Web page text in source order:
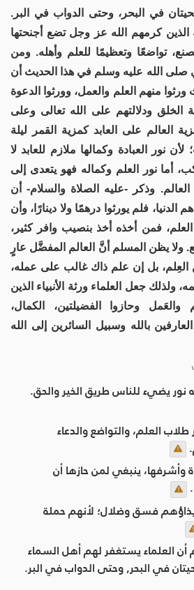
في البحر، وحتى الدواب في البر.
الذين كرمهم الله عز وجل تضع أجنحتها
تواضعًا وتعظيمًا للعلم وأهله. ومن
صلى الله عليه وسلم في هذا الحديث أن
ورثوا منهم العلم والعمل، وورثوا الدعوة
الخلق ودلالتهم على الله تعالى وعلى
العالم على العابد كمزية القمر ليلة
لأن نور العبادة وكمالها ملازم للعابد لا
أما نور العلم وكماله فهو يتعدى إلى
وذكر -عليه الصلاة والسلام- أن
الدنيا، فلم يورثوا درهمًا ولا دينارًا، وأن
فمن أخذه أخذ بنصيب وافر كثير،
ولا يظن المسلم أنَّ العالم المفضَّل عارٍ
العِلم، بل إن علم ذاك غالب على عمله،
جعل العلماء ورثة الأنبياء الذين
والعَمل وحازوا الفضيلتين، الكمال،
بالله وسبيل السائرين إلى الله
نور يضيء للناس طريق الخير والحق.
العلم، والتواضع والدعاء
وأشرفها، ينبغي لمن حازها أن
فسق وضلال؛ لأنهم حملة
العلماء يستغفر لهم أهل السماء
في البحر, وحتى الدواب في البر.